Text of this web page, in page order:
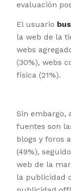
evaluación
El usuario
la web de la
webs
(30%), webs
física (21%).
Sin embargo,
fuentes son
blogs y foros
(49%),
web de la
la publicidad